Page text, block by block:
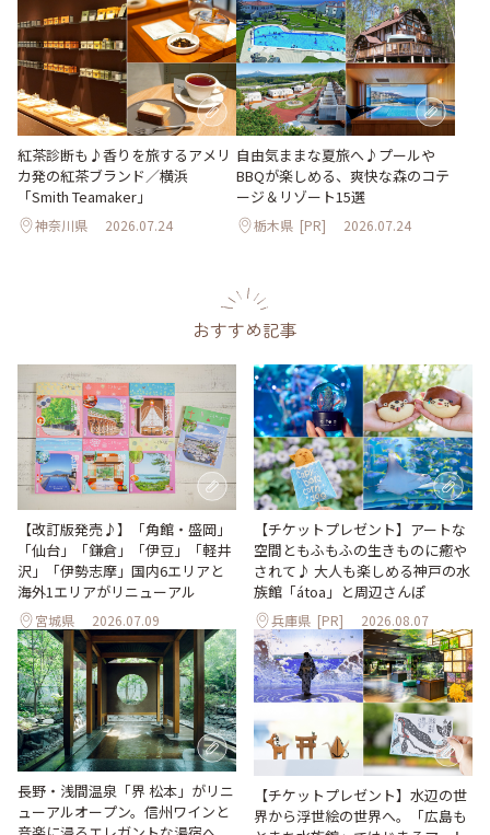
紅茶診断も♪香りを旅するアメリ
カ発の紅茶ブランド／横浜
「Smith Teamaker」
神奈川県 2026.07.24
自由気ままな夏旅へ♪プールや
BBQが楽しめる、爽快な森のコテ
ージ＆リゾート15選
栃木県 [PR] 2026.07.24
おすすめ記事
【改訂版発売♪】「角館・盛岡」
「仙台」「鎌倉」「伊豆」「軽井
沢」「伊勢志摩」国内6エリアと
海外1エリアがリニューアル
宮城県 2026.07.09
【チケットプレゼント】アートな
空間ともふもふの生きものに癒や
されて♪ 大人も楽しめる神戸の水
族館「átoa」と周辺さんぽ
兵庫県 [PR] 2026.08.07
長野・浅間温泉「界 松本」がリニ
ューアルオープン。信州ワインと
【チケットプレゼント】水辺の世
界から浮世絵の世界へ。「広島も